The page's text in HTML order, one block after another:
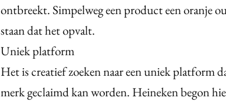
ontbreekt. Simpelweg een product een oranje
staan dat het opvalt.
Uniek platform
Het is creatief zoeken naar een uniek platform
merk geclaimd kan worden. Heineken begon